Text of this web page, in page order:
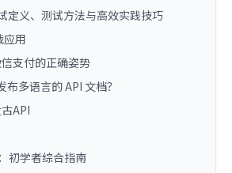
定义、测试方法与高效实践技巧
应用
支付的正确姿势
多语言的 API 文档？
API
初学者综合指南